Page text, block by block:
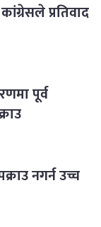
प्रतिवाद
पूर्व
नगर्न उच्च